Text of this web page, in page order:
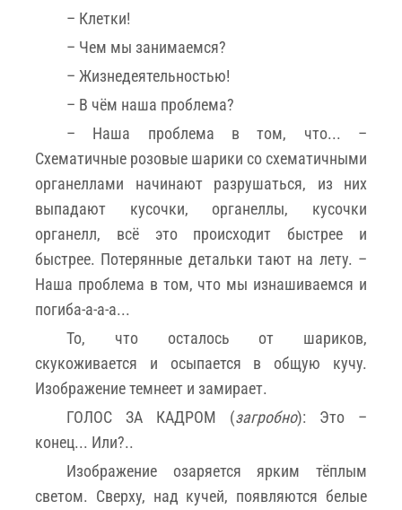
– Клетки!
– Чем мы занимаемся?
– Жизнедеятельностью!
– В чём наша проблема?
– Наша проблема в том, что... –
Схематичные розовые шарики со схематичными
органеллами начинают разрушаться, из них
выпадают кусочки, органеллы, кусочки
органелл, всё это происходит быстрее и
быстрее. Потерянные детальки тают на лету. –
Наша проблема в том, что мы изнашиваемся и
погиба-а-а-а...
То, что осталось от шариков,
скукоживается и осыпается в общую кучу.
Изображение темнеет и замирает.
ГОЛОС ЗА КАДРОМ (загробно): Это –
конец... Или?..
Изображение озаряется ярким тёплым
светом. Сверху, над кучей, появляются белые